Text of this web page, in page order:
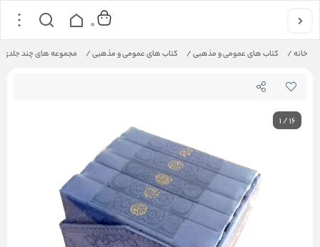
خانه/ کتاب های عمومی و مذهبی/ کتاب های عمومی و مذهبی/ مجموعه های چند جلدی
0
1/16